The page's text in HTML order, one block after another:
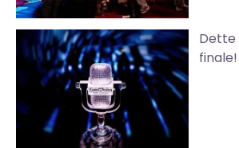
Dette
finale!